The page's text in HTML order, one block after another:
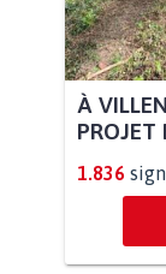
À
PROJET
1.836